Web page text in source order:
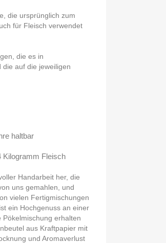
die ursprünglich zum
für Fleisch verwendet
die es in
auf die jeweiligen
haltbar
Kilogramm Fleisch
Handarbeit her, die
uns gemahlen, und
vielen Fertigmischungen
ein Hochgenuss an einer
erhalten
aus Kraftpapier mit
und Aromaverlust